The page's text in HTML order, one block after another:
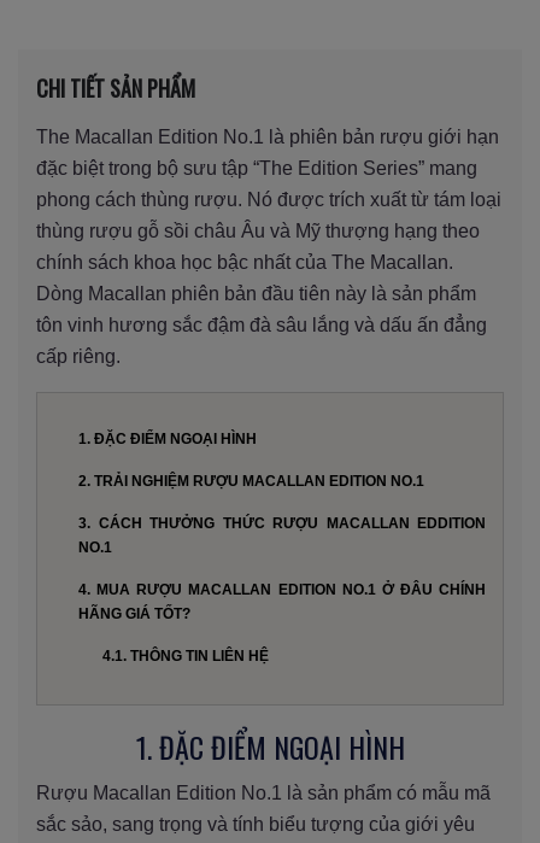
CHI TIẾT SẢN PHẨM
The Macallan Edition No.1 là phiên bản rượu giới hạn
đặc biệt trong bộ sưu tập “The Edition Series” mang
phong cách thùng rượu. Nó được trích xuất từ tám loại
thùng rượu gỗ sồi châu Âu và Mỹ thượng hạng theo
chính sách khoa học bậc nhất của The Macallan.
Dòng Macallan phiên bản đầu tiên này là sản phẩm
tôn vinh hương sắc đậm đà sâu lắng và dấu ấn đẳng
cấp riêng.
1. ĐẶC ĐIỂM NGOẠI HÌNH
2. TRẢI NGHIỆM RƯỢU MACALLAN EDITION NO.1
3. CÁCH THƯỞNG THỨC RƯỢU MACALLAN EDDITION
NO.1
4. MUA RƯỢU MACALLAN EDITION NO.1 Ở ĐÂU CHÍNH
HÃNG GIÁ TỐT?
4.1. THÔNG TIN LIÊN HỆ
1. ĐẶC ĐIỂM NGOẠI HÌNH
Rượu Macallan Edition No.1 là sản phẩm có mẫu mã
sắc sảo, sang trọng và tính biểu tượng của giới yêu